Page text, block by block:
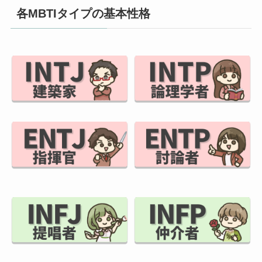
各MBTIタイプの基本性格